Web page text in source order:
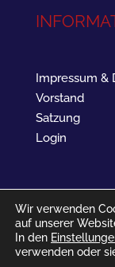
Impressum &
Vorstand
Satzung
Login
Wir verwenden
auf unserer
In den
verwenden oder